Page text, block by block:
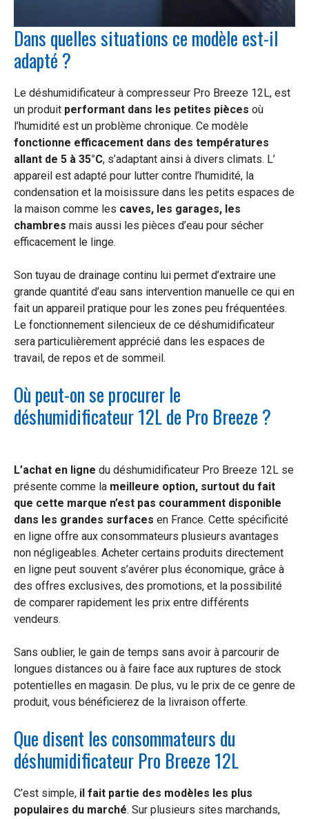
Dans quelles situations ce modèle est-il
adapté ?
Le déshumidificateur à compresseur Pro Breeze 12L, est
un produit performant dans les petites pièces où
l’humidité est un problème chronique. Ce modèle
fonctionne efficacement dans des températures
allant de 5 à 35°C, s’adaptant ainsi à divers climats. L’
appareil est adapté pour lutter contre l’humidité, la
condensation et la moisissure dans les petits espaces de
la maison comme les caves, les garages, les
chambres mais aussi les pièces d’eau pour sécher
efficacement le linge.
Son tuyau de drainage continu lui permet d’extraire une
grande quantité d’eau sans intervention manuelle ce qui en
fait un appareil pratique pour les zones peu fréquentées.
Le fonctionnement silencieux de ce déshumidificateur
sera particulièrement apprécié dans les espaces de
travail, de repos et de sommeil.
Où peut-on se procurer le
déshumidificateur 12L de Pro Breeze ?
L’achat en ligne du déshumidificateur Pro Breeze 12L se
présente comme la meilleure option, surtout du fait
que cette marque n’est pas couramment disponible
dans les grandes surfaces en France. Cette spécificité
en ligne offre aux consommateurs plusieurs avantages
non négligeables. Acheter certains produits directement
en ligne peut souvent s’avérer plus économique, grâce à
des offres exclusives, des promotions, et la possibilité
de comparer rapidement les prix entre différents
vendeurs.
Sans oublier, le gain de temps sans avoir à parcourir de
longues distances ou à faire face aux ruptures de stock
potentielles en magasin. De plus, vu le prix de ce genre de
produit, vous bénéficierez de la livraison offerte.
Que disent les consommateurs du
déshumidificateur Pro Breeze 12L
C’est simple, il fait partie des modèles les plus
populaires du marché. Sur plusieurs sites marchands,